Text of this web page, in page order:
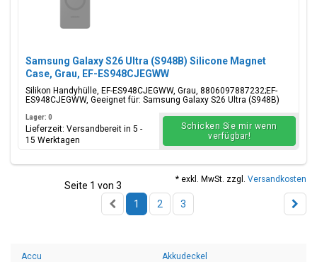
Samsung Galaxy S26 Ultra (S948B) Silicone Magnet
Case, Grau, EF-ES948CJEGWW
Silikon Handyhülle, EF-ES948CJEGWW, Grau, 8806097887232;EF-
ES948CJEGWW, Geeignet für: Samsung Galaxy S26 Ultra (S948B)
Lager: 0
Lieferzeit: Versandbereit in 5 -
15 Werktagen
Schicken Sie mir wenn
verfügbar!
* exkl. MwSt. zzgl. Versandkosten
Seite 1 von 3
1
2 3
Accu
Akkudeckel